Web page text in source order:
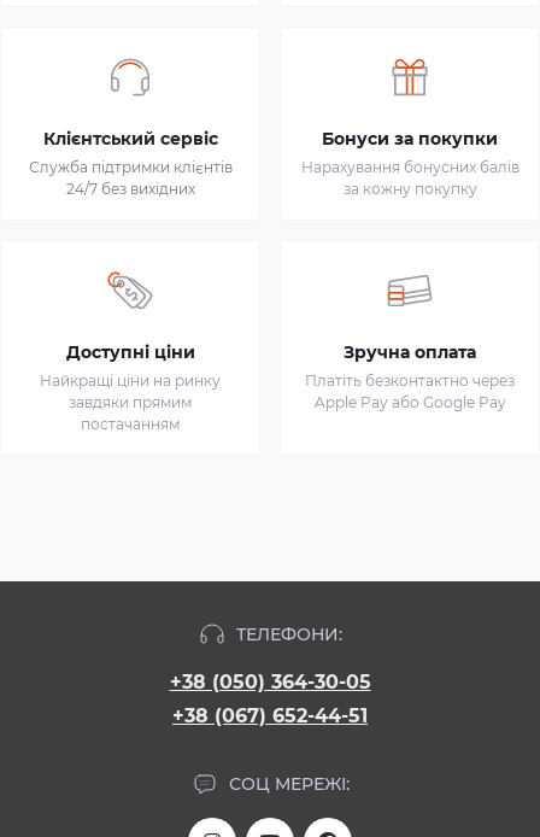
Клієнтський сервіс
Служба підтримки клієнтів
24/7 без вихідних
Бонуси за покупки
Нарахування бонусних балів
за кожну покупку
Доступні ціни
Найкращі ціни на ринку
завдяки прямим
постачанням
Зручна оплата
Платіть безконтактно через
Apple Pay або Google Pay
ТЕЛЕФОНИ:
+38 (050) 364-30-05
+38 (067) 652-44-51
СОЦ МЕРЕЖІ: